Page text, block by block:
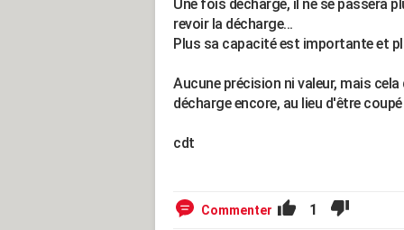
Une fois déchargé, il ne se passera
revoir la décharge...
Plus sa capacité est importante et
Aucune précision ni valeur, mais
décharge encore, au lieu d'être
cdt
Commenter 1